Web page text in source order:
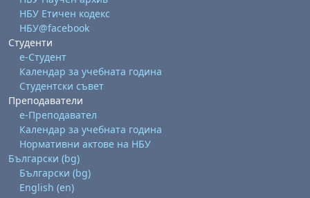
НБУ Етичен кодекс
НБУ@facebook
Студенти
е-Студент
Календар за учебната година
Студентски съвет
Преподаватели
е-Преподавател
Календар за учебната година
Нормативни актове на НБУ
Български ‎(bg)‎
Български ‎(bg)‎
English ‎(en)‎